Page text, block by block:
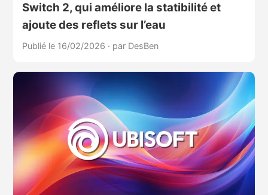
Switch 2, qui améliore la statibilité et
ajoute des reflets sur l’eau
Publié le 16/02/2026 · par DesBen